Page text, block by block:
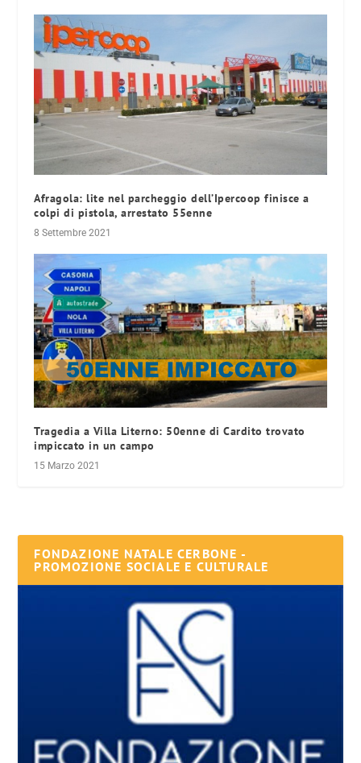
Afragola: lite nel parcheggio dell’Ipercoop finisce a
colpi di pistola, arrestato 55enne
8 Settembre 2021
Tragedia a Villa Literno: 50enne di Cardito trovato
impiccato in un campo
15 Marzo 2021
FONDAZIONE NATALE CERBONE -
PROMOZIONE SOCIALE E CULTURALE